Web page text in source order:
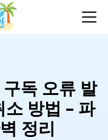
독 오류 발
방법 – 파
정리